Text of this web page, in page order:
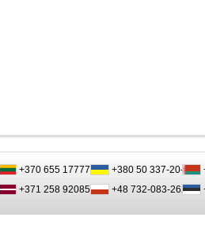
+370 655 17777
+371 258 92085
+380 50 337-20-47
+48 732-083-262